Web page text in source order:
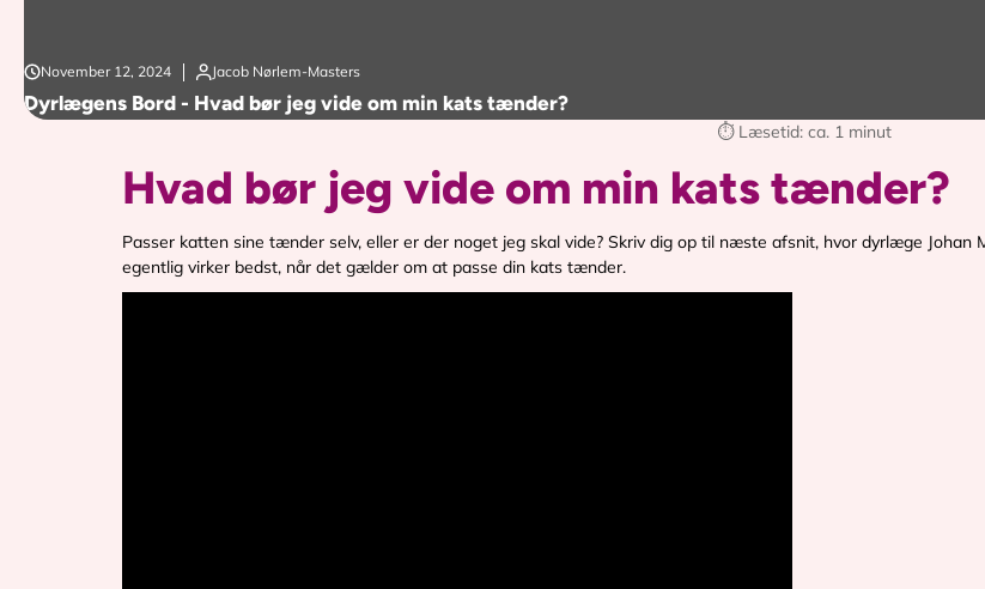
November 12, 2024 Jacob Nørlem-Masters
Dyrlægens Bord - Hvad bør jeg vide om min kats tænder?
⏱ Læsetid: ca. 1 minut
Hvad bør jeg vide om min kats tænder?
Passer katten sine tænder selv, eller er der noget jeg skal vide? Skriv dig op til næste afsnit, hvor dyrlæge Johan
egentlig virker bedst, når det gælder om at passe din kats tænder.